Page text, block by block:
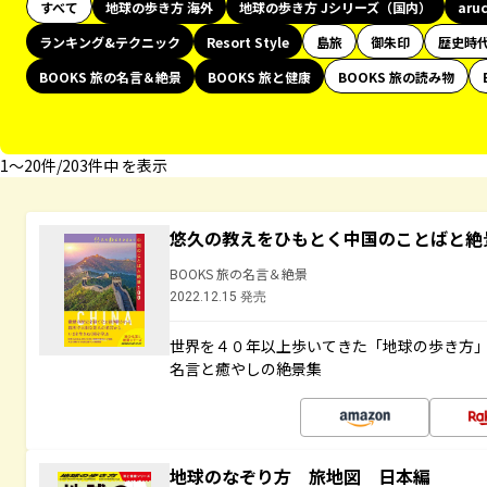
すべて 地球の歩き方 海外 地球の歩き方 Jシリーズ（国内）
ランキング&テクニック
Resort Style 島旅 御朱印
歴史時
BOOKS 旅の名言＆絶景
BOOKS 旅と健康 BOOKS 旅の読み物
1〜20件/203件中 を表示
悠久の教えをひもとく中国のことばと
BOOKS 旅の名言＆絶景
2022.12.15 発売
世界を４０年以上歩いてきた「地球の歩き方
名言と癒やしの絶景集
地球のなぞり方 旅地図 日本編